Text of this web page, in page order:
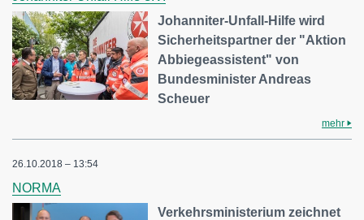
Johanniter-Unfall-Hilfe wird
Sicherheitspartner der "Aktion
Abbiegeassistent" von
Bundesminister Andreas
Scheuer
mehr
26.10.2018 – 13:54
NORMA
Verkehrsministerium zeichnet